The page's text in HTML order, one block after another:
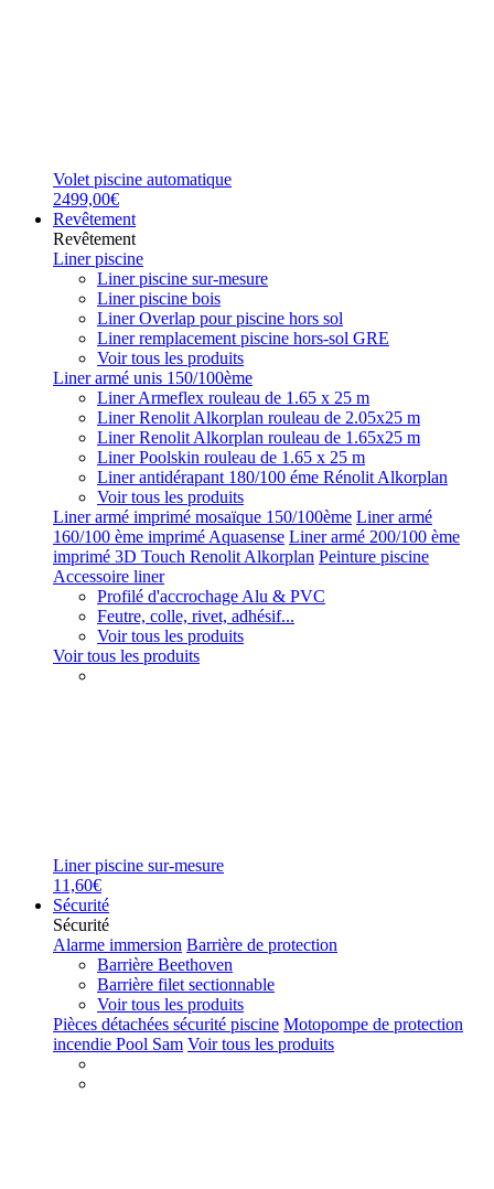
Volet piscine automatique
2499,00€
Revêtement
Revêtement
Liner piscine
Liner piscine sur-mesure
Liner piscine bois
Liner Overlap pour piscine hors sol
Liner remplacement piscine hors-sol GRE
Voir tous les produits
Liner armé unis 150/100ème
Liner Armeflex rouleau de 1.65 x 25 m
Liner Renolit Alkorplan rouleau de 2.05x25 m
Liner Renolit Alkorplan rouleau de 1.65x25 m
Liner Poolskin rouleau de 1.65 x 25 m
Liner antidérapant 180/100 éme Rénolit Alkorplan
Voir tous les produits
Liner armé imprimé mosaïque 150/100ème Liner armé
160/100 ème imprimé Aquasense Liner armé 200/100 ème
imprimé 3D Touch Renolit Alkorplan Peinture piscine
Accessoire liner
Profilé d'accrochage Alu & PVC
Feutre, colle, rivet, adhésif...
Voir tous les produits
Voir tous les produits
Liner piscine sur-mesure
11,60€
Sécurité
Sécurité
Alarme immersion Barrière de protection
Barrière Beethoven
Barrière filet sectionnable
Voir tous les produits
Pièces détachées sécurité piscine Motopompe de protection
incendie Pool Sam Voir tous les produits